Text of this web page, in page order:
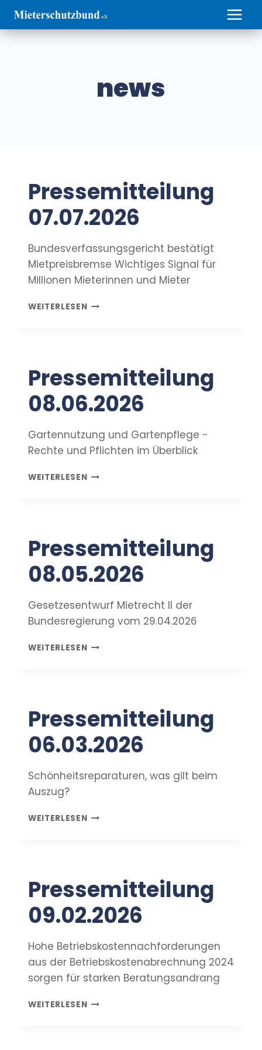
Zum
Inhalt
springen
news
Pressemitteilung
07.07.2026
Bundesverfassungsgericht bestätigt
Mietpreisbremse Wichtiges Signal für
Millionen Mieterinnen und Mieter
WEITERLESENPRESSEMITTEILUNG
Pressemitteilung
08.06.2026
Gartennutzung und Gartenpflege -
Rechte und Pflichten im Überblick
WEITERLESENPRESSEMITTEILUNG
Pressemitteilung
08.05.2026
Gesetzesentwurf Mietrecht II der
Bundesregierung vom 29.04.2026
WEITERLESENPRESSEMITTEILUNG
Pressemitteilung
06.03.2026
Schönheitsreparaturen, was gilt beim
Auszug?
WEITERLESENPRESSEMITTEILUNG
Pressemitteilung
09.02.2026
Hohe Betriebskostennachforderungen
aus der Betriebskostenabrechnung 2024
sorgen für starken Beratungsandrang
WEITERLESENPRESSEMITTEILUNG